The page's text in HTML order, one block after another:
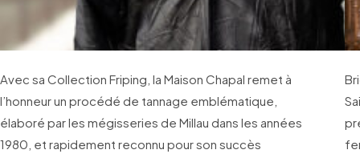
Avec sa Collection Friping, la Maison Chapal remet à
l’honneur un procédé de tannage emblématique,
élaboré par les mégisseries de Millau dans les années
1980, et rapidement reconnu pour son succès